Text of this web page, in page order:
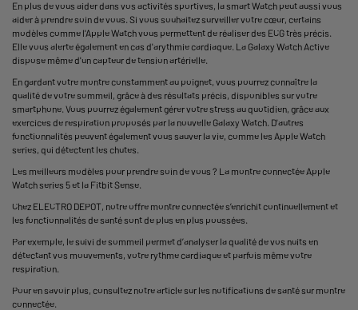
En plus de vous aider dans vos activités sportives, la smart Watch peut aussi vous
aider à prendre soin de vous. Si vous souhaitez surveiller votre cœur, certains
modèles comme l'Apple Watch vous permettent de réaliser des ECG très précis.
Elle vous alerte également en cas d'arythmie cardiaque. La Galaxy Watch Active
dispose même d'un capteur de tension artérielle.
En gardant votre montre constamment au poignet, vous pourrez connaître la
qualité de votre sommeil, grâce à des résultats précis, disponibles sur votre
smartphone. Vous pourrez également gérer votre stress au quotidien, grâce aux
exercices de respiration proposés par la nouvelle Galaxy Watch. D'autres
fonctionnalités peuvent également vous sauver la vie, comme les Apple Watch
series, qui détectent les chutes.
Les meilleurs modèles pour prendre soin de vous ? La montre connectée Apple
Watch series 5 et la Fitbit Sense.
Chez ELECTRO DEPOT, notre offre montre connectée s’enrichit continuellement et
les fonctionnalités de santé sont de plus en plus poussées.
Par exemple, le suivi de sommeil permet d’analyser la qualité de vos nuits en
détectant vos mouvements, votre rythme cardiaque et parfois même votre
respiration.
Pour en savoir plus, consultez notre article sur les notifications de santé sur montre
connectée